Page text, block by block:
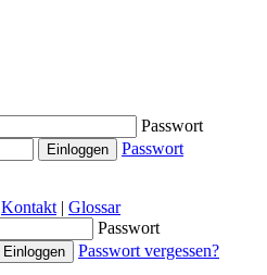
Passwort
Passwort
Kontakt | Glossar
Passwort
Passwort vergessen?